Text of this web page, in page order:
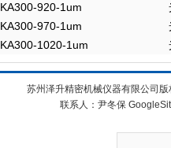
KA300-920-1um
KA300-970-1um
KA300-1020-1um
苏州泽升精密机械仪器有限公司
联系人：尹冬保